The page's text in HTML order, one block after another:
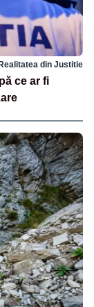
Realitatea din Justitie
ce ar fi